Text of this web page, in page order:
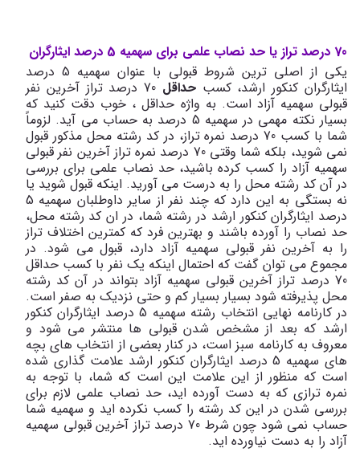
70 درصد تراز یا حد نصاب علمی برای سهمیه 5 درصد ایثارگران
یکی از اصلی ترین شروط قبولی با عنوان سهمیه 5 درصد
ایثارگران کنکور ارشد، کسبحداقل
70 درصد تراز آخرین نفر
قبولی سهمیه آزاد است. به واژه حداقل ، خوب دقت کنید که
بسیار نکته مهمی در سهمیه 5 درصد به حساب می آید. لزوماً
شما با کسب 70 درصد نمره تراز، در کد رشته محل مذکور قبول
نمی شوید، بلکه شما وقتی 70 درصد نمره تراز آخرین نفر قبولی
سهمیه آزاد را کسب کرده باشید، حد نصاب علمی برای بررسی
در آن کد رشته محل را به درست می آورید. اینکه قبول شوید یا
نه بستگی به این دارد که چند نفر از سایر داوطلبان سهمیه 5
درصد ایثارگران کنکور ارشد در رشته شما، در ان کد رشته محل،
حد نصاب را آورده باشند و بهترین فرد که کمترین اختلاف تراز
را به آخرین نفر قبولی سهمیه آزاد دارد، قبول می شود. در
مجموع می توان گفت که احتمال اینکه یک نفر با کسب حداقل
70 درصد تراز آخرین قبولی سهمیه آزاد بتواند در آن کد رشته
محل پذیرفته شود بسیار بسیار کم و حتی نزدیک به صفر است.
در کارنامه نهایی انتخاب رشته سهمیه 5 درصد ایثارگران کنکور
ارشد که بعد از مشخص شدن قبولی ها منتشر می شود و
معروف به کارنامه سبز است، در کنار بعضی از انتخاب های بچه
های سهمیه 5 درصد ایثارگران کنکور ارشد علامت گذاری شده
است که منظور از این علامت این است که شما، با توجه به
نمره ترازی که به دست آورده اید، حد نصاب علمی لازم برای
بررسی شدن در این کد رشته را کسب نکرده اید و سهمیه شما
حساب نمی شود چون شرط 70 درصد تراز آخرین قبولی سهمیه
آزاد را به دست نیاورده اید.